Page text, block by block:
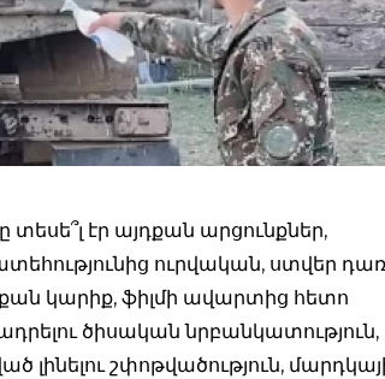
էր այդքան արցունքներ,
ուրվական, ստվեր
կարիք, ֆիլմի ավարտից հետո
ծիսական նրբանկատություն,
լինելու շփոթվածություն,